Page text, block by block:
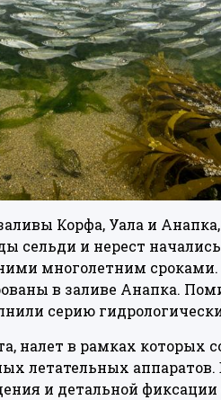
Корфа, Уала и
сельди и нерест
многолетним
в заливе Анапка.
серию
налет в рамках которых
летательных аппаратов.
и детальной